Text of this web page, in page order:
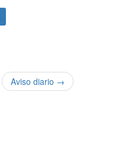
Aviso diario →